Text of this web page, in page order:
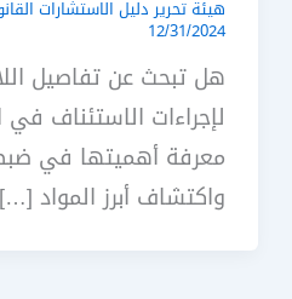
هيئة تحرير دليل الاستشارات
12/31/2024
هل تبحث عن تفاصيل
لإجراءات الاستئناف
معرفة أهميتها في
واكتشاف أبرز المواد […]